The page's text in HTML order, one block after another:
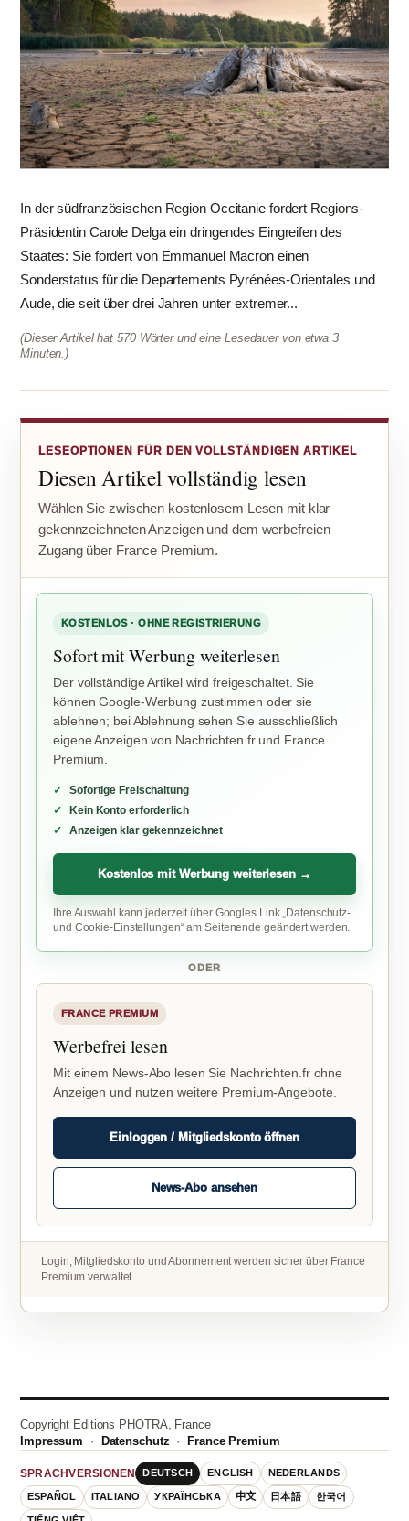
In der südfranzösischen Region Occitanie fordert Regions-
Präsidentin Carole Delga ein dringendes Eingreifen des
Staates: Sie fordert von Emmanuel Macron einen
Sonderstatus für die Departements Pyrénées-Orientales und
Aude, die seit über drei Jahren unter extremer...
(Dieser Artikel hat 570 Wörter und eine Lesedauer von etwa 3
Minuten.)
LESEOPTIONEN FÜR DEN VOLLSTÄNDIGEN ARTIKEL
Diesen Artikel vollständig lesen
Wählen Sie zwischen kostenlosem Lesen mit klar
gekennzeichneten Anzeigen und dem werbefreien
Zugang über France Premium.
KOSTENLOS · OHNE REGISTRIERUNG
Sofort mit Werbung weiterlesen
Der vollständige Artikel wird freigeschaltet. Sie
können Google-Werbung zustimmen oder sie
ablehnen; bei Ablehnung sehen Sie ausschließlich
eigene Anzeigen von Nachrichten.fr und France
Premium.
Sofortige Freischaltung
Kein Konto erforderlich
Anzeigen klar gekennzeichnet
Kostenlos mit Werbung weiterlesen →
Ihre Auswahl kann jederzeit über Googles Link „Datenschutz-
und Cookie-Einstellungen“ am Seitenende geändert werden.
ODER
FRANCE PREMIUM
Werbefrei lesen
Mit einem News-Abo lesen Sie Nachrichten.fr ohne
Anzeigen und nutzen weitere Premium-Angebote.
Einloggen / Mitgliedskonto öffnen
News-Abo ansehen
Login, Mitgliedskonto und Abonnement werden sicher über France
Premium verwaltet.
Copyright Editions PHOTRA, France
Impressum · Datenschutz ·France Premium
SPRACHVERSIONEN DEUTSCH ENGLISH NEDERLANDS
ESPAÑOL ITALIANO УКРАЇНСЬКА 中文 日本語 한국어